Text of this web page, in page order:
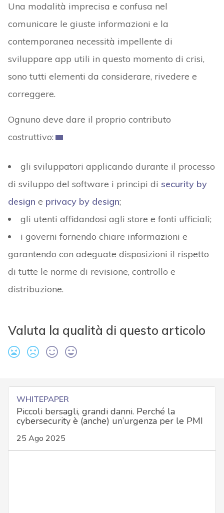
Una modalità imprecisa e confusa nel
comunicare le giuste informazioni e la
contemporanea necessità impellente di
sviluppare app utili in questo momento di crisi,
sono tutti elementi da considerare, rivedere e
correggere.
Ognuno deve dare il proprio contributo
costruttivo:
gli sviluppatori applicando durante il processo
di sviluppo del software i principi di security by
design e privacy by design;
gli utenti affidandosi agli store e fonti ufficiali;
i governi fornendo chiare informazioni e
garantendo con adeguate disposizioni il rispetto
di tutte le norme di revisione, controllo e
distribuzione.
Valuta la qualità di questo articolo
WHITEPAPER
Piccoli bersagli, grandi danni. Perché la
cybersecurity è (anche) un’urgenza per le PMI
25 Ago 2025